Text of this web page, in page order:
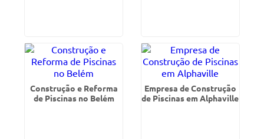
Construção e Reforma
de Piscinas no Belém
Empresa de Construção
de Piscinas em Alphaville